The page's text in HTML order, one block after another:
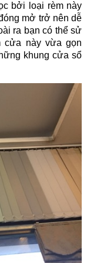
bởi loại rèm này
mở trở nên dễ
ra bạn có thể sử
cửa này vừa gọn
khung cửa sổ